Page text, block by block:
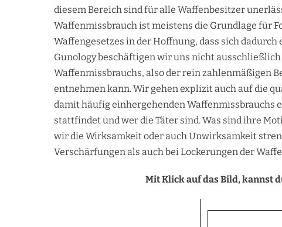
diesem Bereich sind für alle Waffenbesitzer
Waffenmissbrauch ist meistens die Grundlage für
Waffengesetzes in der Hoffnung, dass sich
Gunology beschäftigen wir uns nicht
Waffenmissbrauchs, also der rein zahlenmäßigen
entnehmen kann. Wir gehen explizit auch auf die
damit häufig einhergehenden Waffenmissbrauchs
stattfindet und wer die Täter sind. Was sind ihre
wir die Wirksamkeit oder auch Unwirksamkeit
Verschärfungen als auch bei Lockerungen der
Mit Klick auf das Bild, kannst